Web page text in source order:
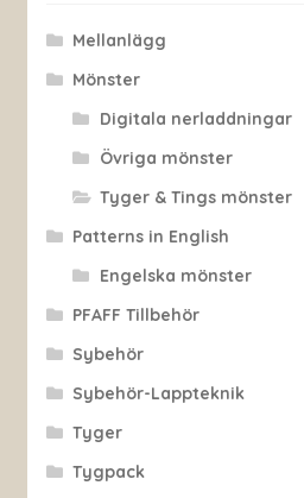
Mellanlägg
Mönster
Digitala nerladdningar
Övriga mönster
Tyger & Tings mönster
Patterns in English
Engelska mönster
PFAFF Tillbehör
Sybehör
Sybehör-Lappteknik
Tyger
Tygpack